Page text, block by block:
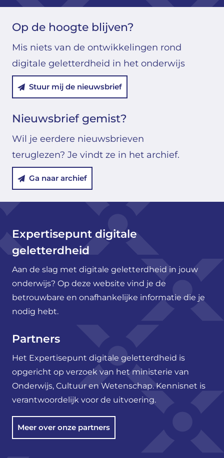
Op de hoogte blijven?
Mis niets van de ontwikkelingen rond
digitale geletterdheid in het onderwijs
Stuur mij de nieuwsbrief
Nieuwsbrief gemist?
Wil je eerdere nieuwsbrieven
teruglezen? Je vindt ze in het archief.
Ga naar archief
Expertisepunt digitale
geletterdheid
Aan de slag met digitale geletterdheid in jouw
onderwijs? Op deze website vind je de
betrouwbare en onafhankelijke informatie die je
nodig hebt.
Partners
Het Expertisepunt digitale geletterdheid is
opgericht op verzoek van het ministerie van
Onderwijs, Cultuur en Wetenschap. Kennisnet is
verantwoordelijk voor de uitvoering.
Meer over onze partners